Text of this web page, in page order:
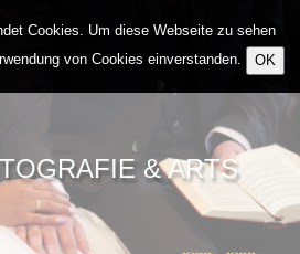
Cookies. Um diese Webseite zu sehen
von Cookies einverstanden.
OK
& ARTS